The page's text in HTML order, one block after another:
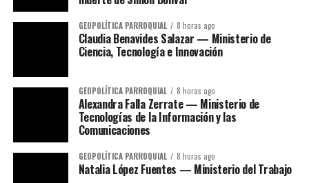
GEOPOLÍTICA PARROQUIAL 8 horas ago
Claudia Benavides Salazar — Ministerio de
Ciencia, Tecnología e Innovación
GEOPOLÍTICA PARROQUIAL 8 horas ago
Alexandra Falla Zerrate — Ministerio de
Tecnologías de la Información y las
Comunicaciones
GEOPOLÍTICA PARROQUIAL 8 horas ago
Natalia López Fuentes — Ministerio del Trabajo